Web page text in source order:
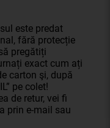
este predat
fără protecție
pregătiți
exact cum ați
carton şi, după
pe colet!
de retur, vei fi
prin e-mail sau